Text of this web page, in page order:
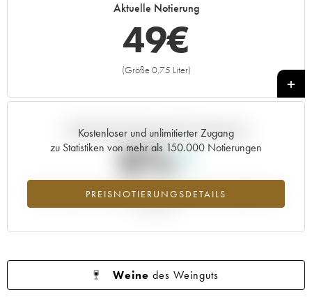
Aktuelle Notierung
49€
(Größe 0,75 Liter)
+
Kostenloser und unlimitierter Zugang
zu Statistiken von mehr als 150.000 Notierungen
PREISNOTIERUNGSDETAILS
Aktuelle Entwicklung der Preisnotierung
0%
Preisanstiegs des Jahrgangs 2022 im Jahr 2026 im Vergleich zum
Weine des Weinguts